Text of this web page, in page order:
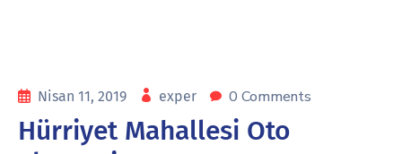
Nisan 11, 2019 exper 0 Comments
Hürriyet Mahallesi Oto